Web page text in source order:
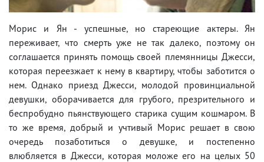
Морис и Ян - успешные, но стареющие актеры. Ян
переживает, что смерть уже не так далеко, поэтому он
соглашается принять помощь своей племянницы Джесси,
которая переезжает к нему в квартиру, чтобы заботится о
нем. Однако приезд Джесси, молодой провинциальной
девушки, оборачивается для грубого, презрительного и
беспробудно пьянствующего старика сущим кошмаром. В
то же время, добрый и учтивый Морис решает в свою
очередь позаботиться о девушке, и постепенно
влюбляется в Джесси, которая моложе его на целых 50